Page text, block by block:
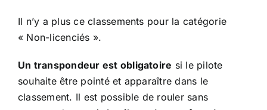
Il n’y a plus ce classements pour la catégorie
« Non-licenciés ».
Un transpondeur est obligatoire si le pilote
souhaite être pointé et apparaître dans le
classement. Il est possible de rouler sans